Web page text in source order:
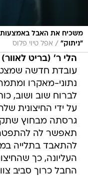
משכיח את האבל באמצעות
"ניתוק" / אפל טיוי פלוס
הלי ר' (בריט לאוור)
עובדת חדשה
נתוני-מאקרו
לברוח שוב ושוב,
על ידי החיצונית
גרסתה מבחוץ
תאפשר לה
להתאבד בתלייה
העליונה, כך
החבל כרוך סביב